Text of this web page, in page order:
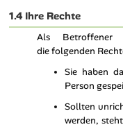
1.4 Ihre Rechte
Als Betroffener
die folgenden
Sie haben
Person
Sollten
werden,